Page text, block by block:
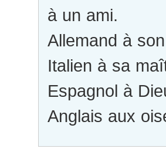
à un ami.
Allemand à
Italien à sa
Espagnol à
Anglais aux